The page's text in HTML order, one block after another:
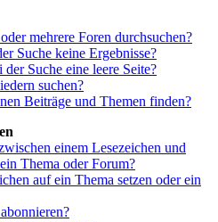
mehrere Foren durchsuchen?
Suche keine Ergebnisse?
Suche eine leere Seite?
suchen?
Beiträge und Themen finden?
einem Lesezeichen und
Thema oder Forum?
auf ein Thema setzen oder ein